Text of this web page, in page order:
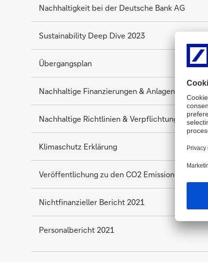
Nachhaltigkeit bei der Deutsche Bank AG
Sustainability Deep Dive 2023
Übergangsplan
Nachhaltige Finanzierungen & Anlagen
Nachhaltige Richtlinien & Verpflichtungen
Klimaschutz Erklärung
Veröffentlichung zu den CO2 Emissionen
Nichtfinanzieller Bericht 2021
Personalbericht 2021